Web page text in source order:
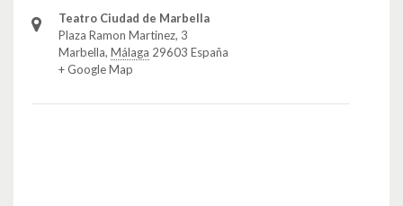
Teatro Ciudad de Marbella
Plaza Ramon Martinez, 3
Marbella, Málaga 29603 España
+ Google Map